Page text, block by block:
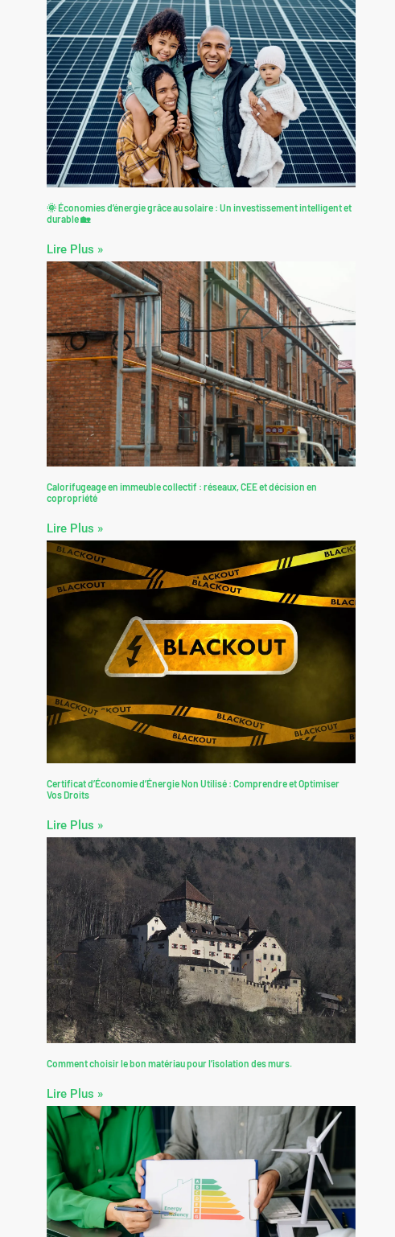
🌞 Économies d’énergie grâce au solaire : Un investissement intelligent et
durable 🏡
Lire Plus »
Calorifugeage en immeuble collectif : réseaux, CEE et décision en
copropriété
Lire Plus »
Certificat d’Économie d’Énergie Non Utilisé : Comprendre et Optimiser
Vos Droits
Lire Plus »
Comment choisir le bon matériau pour l’isolation des murs.
Lire Plus »